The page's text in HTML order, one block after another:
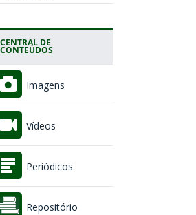
CENTRAL DE
CONTEÚDOS
Imagens
Vídeos
Periódicos
Repositório